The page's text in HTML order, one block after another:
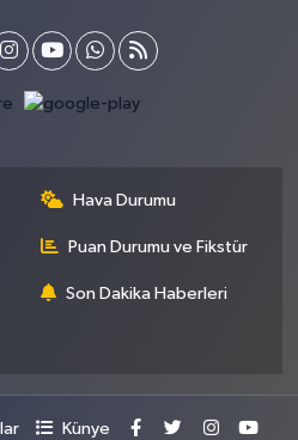
Hava Durumu
Puan Durumu ve Fikstür
Son Dakika Haberleri
Künye